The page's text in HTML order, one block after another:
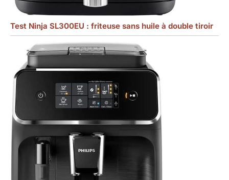
Test Ninja SL300EU : friteuse sans huile à double tiroir